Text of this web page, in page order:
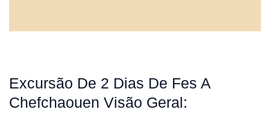
Excursão De 2 Dias De Fes A
Chefchaouen Visão Geral: